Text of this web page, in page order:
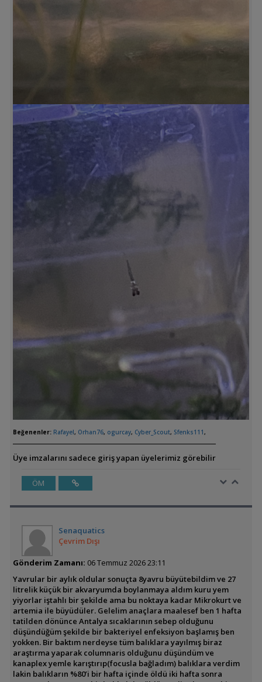
Beğenenler: Rafayel, Orhan76, ogurcay, Cyber_Scout, Sfenks111,
Üye imzalarını sadece giriş yapan üyelerimiz görebilir
ÖM
Senaquatics
Çevrim Dışı
Gönderim Zamanı: 06 Temmuz 2026 23:11
Yavrular bir aylık oldular sonuçta 8yavru büyütebildim ve 27
litrelik küçük bir akvaryumda boylanmaya aldım kuru yem
yiyorlar iştahlı bir şekilde ama bu noktaya kadar Mikrokurt ve
artemia ile büyüdüler. Gelelim anaçlara maalesef ben 1 hafta
tatilden dönünce Antalya sıcaklarının sebep olduğunu
düşündüğüm şekilde bir bakteriyel enfeksiyon başlamış ben
yokken. Bir baktım nerdeyse tüm balıklara yayılmış biraz
araştırma yaparak columnaris olduğunu düşündüm ve
kanaplex yemle karıştırıp(focusla bağladım) balıklara verdim
lakin balıkların %80’i bir hafta içinde öldü iki hafta sonra